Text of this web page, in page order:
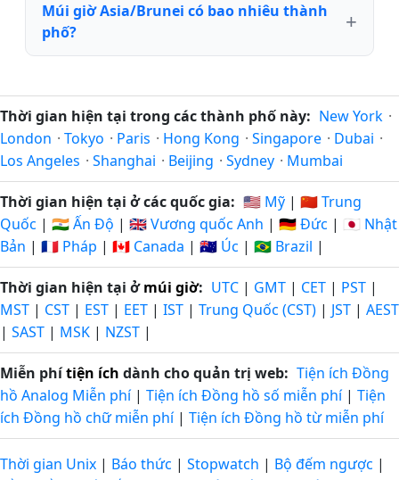
Múi giờ Asia/Brunei có bao nhiêu thành
phố?
Thời gian hiện tại trong các thành phố này: New York ·
London · Tokyo · Paris · Hong Kong · Singapore · Dubai ·
Los Angeles · Shanghai · Beijing · Sydney · Mumbai
Thời gian hiện tại ở các quốc gia: 🇺🇸 Mỹ | 🇨🇳 Trung
Quốc | 🇮🇳 Ấn Độ | 🇬🇧 Vương quốc Anh | 🇩🇪 Đức | 🇯🇵 Nhật
Bản | 🇫🇷 Pháp | 🇨🇦 Canada | 🇦🇺 Úc | 🇧🇷 Brazil |
Thời gian hiện tại ởmúi giờ: UTC | GMT | CET | PST |
MST | CST | EST | EET | IST | Trung Quốc (CST) | JST | AEST
| SAST | MSK | NZST |
Miễn phítiện ích dành cho quản trị web: Tiện ích Đồng
hồ Analog Miễn phí| Tiện ích Đồng hồ số miễn phí| Tiện
ích Đồng hồ chữ miễn phí| Tiện ích Đồng hồ từ miễn phí
Thời gian Unix | Báo thức | Stopwatch | Bộ đếm ngược |